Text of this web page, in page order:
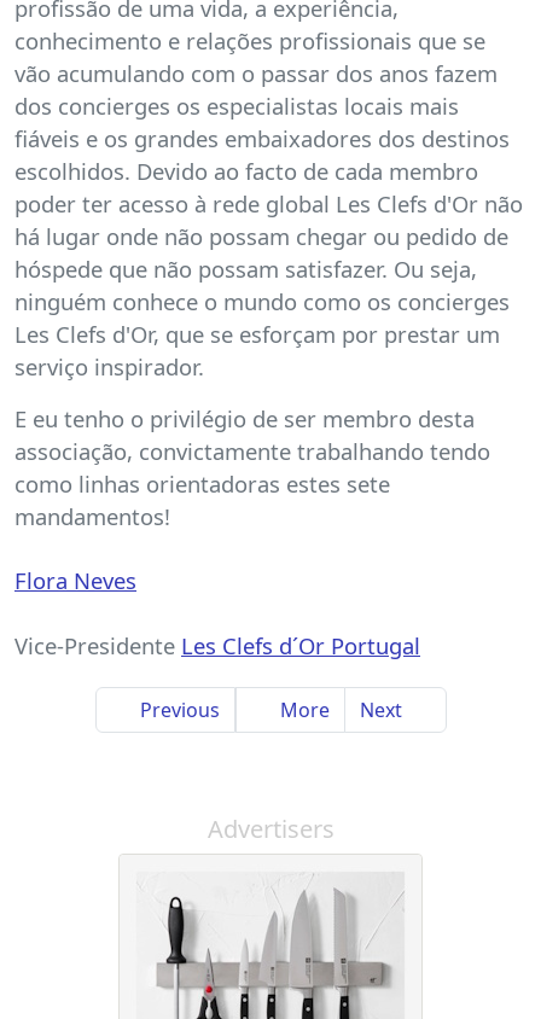
profissão de uma vida, a experiência,
conhecimento e relações profissionais que se
vão acumulando com o passar dos anos fazem
dos concierges os especialistas locais mais
fiáveis e os grandes embaixadores dos destinos
escolhidos. Devido ao facto de cada membro
poder ter acesso à rede global Les Clefs d'Or não
há lugar onde não possam chegar ou pedido de
hóspede que não possam satisfazer. Ou seja,
ninguém conhece o mundo como os concierges
Les Clefs d'Or, que se esforçam por prestar um
serviço inspirador.
E eu tenho o privilégio de ser membro desta
associação, convictamente trabalhando tendo
como linhas orientadoras estes sete
mandamentos!
Flora Neves
Vice-Presidente Les Clefs d´Or Portugal
Previous More Next
Advertisers